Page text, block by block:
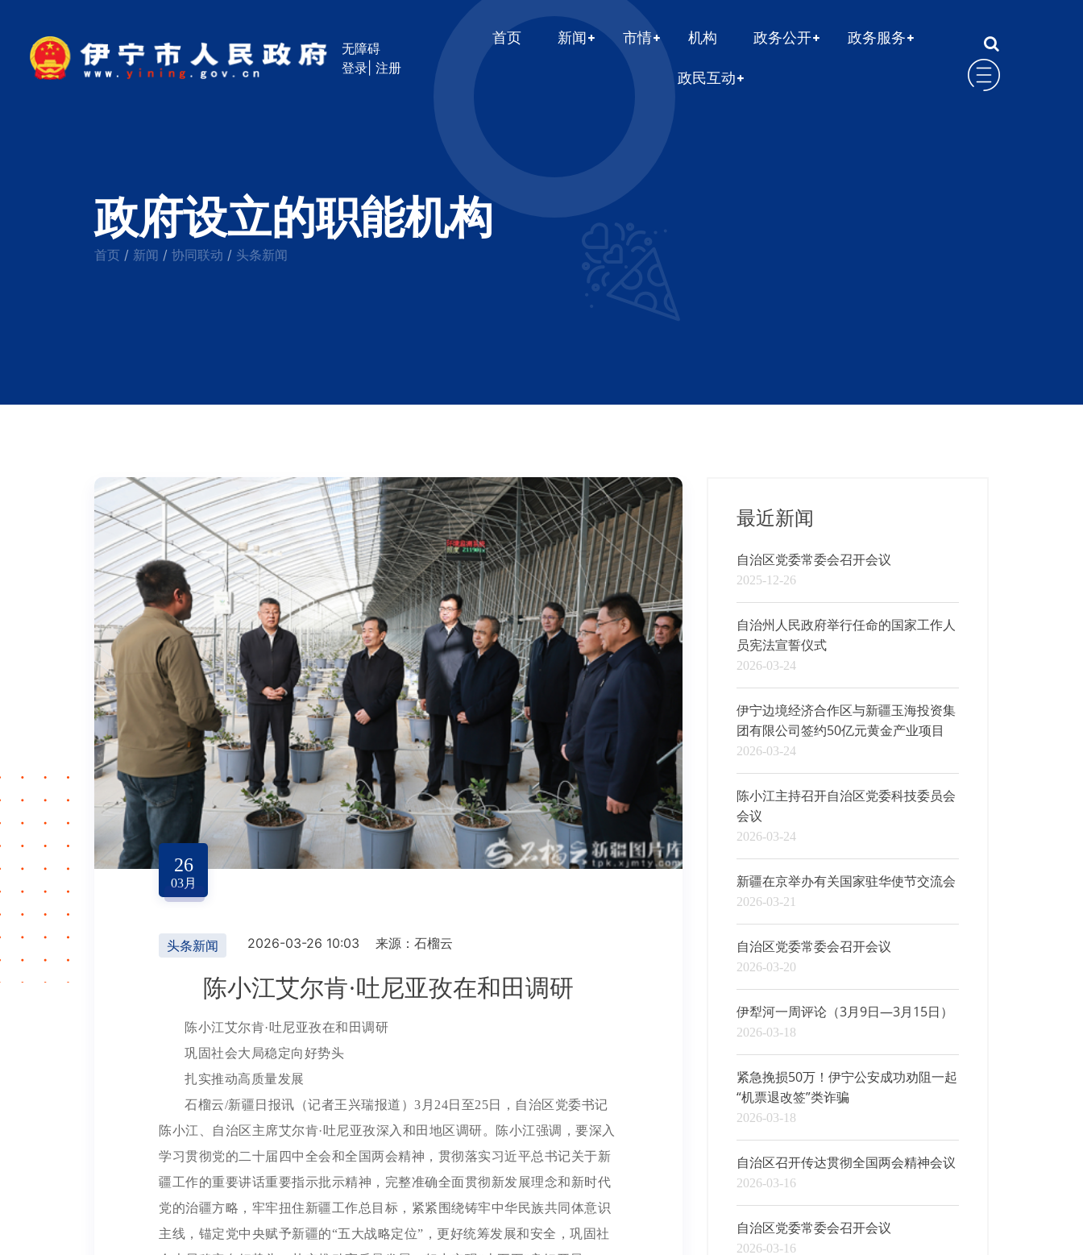
无障碍
登录 |注册
首页 新闻 市情 机构 政务公开 政务服务
政民互动
政府设立的职能机构
首页 / 新闻 / 协同联动 / 头条新闻
26
03月
头条新闻 2026-03-26 10:03 来源：石榴云
陈小江艾尔肯·吐尼亚孜在和田调研
陈小江艾尔肯·吐尼亚孜在和田调研
巩固社会大局稳定向好势头
扎实推动高质量发展
石榴云/新疆日报讯（记者王兴瑞报道）3月24日至25日，自治区党委书记
陈小江、自治区主席艾尔肯·吐尼亚孜深入和田地区调研。陈小江强调，要深入
学习贯彻党的二十届四中全会和全国两会精神，贯彻落实习近平总书记关于新
疆工作的重要讲话重要指示批示精神，完整准确全面贯彻新发展理念和新时代
党的治疆方略，牢牢扭住新疆工作总目标，紧紧围绕铸牢中华民族共同体意识
主线，锚定党中央赋予新疆的“五大战略定位”，更好统筹发展和安全，巩固社
最近新闻
自治区党委常委会召开会议
2025-12-26
自治州人民政府举行任命的国家工作人
员宪法宣誓仪式
2026-03-24
伊宁边境经济合作区与新疆玉海投资集
团有限公司签约50亿元黄金产业项目
2026-03-24
陈小江主持召开自治区党委科技委员会
会议
2026-03-24
新疆在京举办有关国家驻华使节交流会
2026-03-21
自治区党委常委会召开会议
2026-03-20
伊犁河一周评论（3月9日—3月15日）
2026-03-18
紧急挽损50万！伊宁公安成功劝阻一起
“机票退改签”类诈骗
2026-03-18
自治区召开传达贯彻全国两会精神会议
2026-03-16
自治区党委常委会召开会议
2026-03-16